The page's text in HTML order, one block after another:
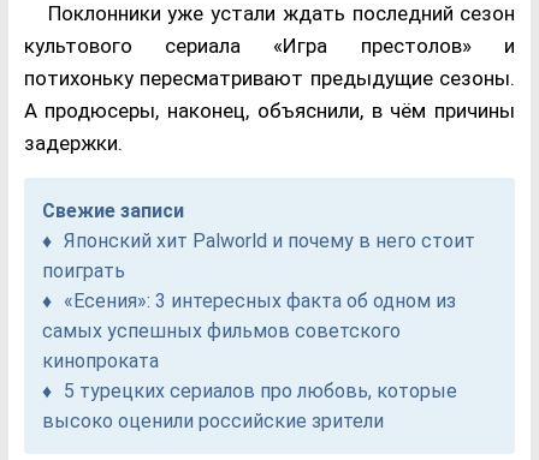
Поклонники уже устали ждать последний сезон
культового сериала «Игра престолов» и
потихоньку пересматривают предыдущие сезоны.
А продюсеры, наконец, объяснили, в чём причины
задержки.
Свежие записи
Японский хит Palworld и почему в него стоит
поиграть
«Есения»: 3 интересных факта об одном из
самых успешных фильмов советского
кинопроката
5 турецких сериалов про любовь, которые
высоко оценили российские зрители